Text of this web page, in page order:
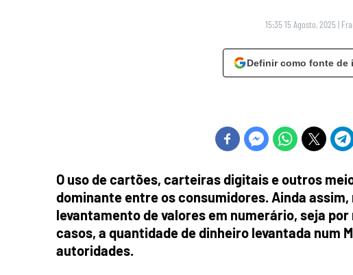
15:35 15 Agosto, 2025 |
Definir como fonte de
O uso de cartões, carteiras digitais e outros
dominante entre os consumidores. Ainda
levantamento de valores em numerário, seja
casos, a quantidade de dinheiro levantada num
autoridades.